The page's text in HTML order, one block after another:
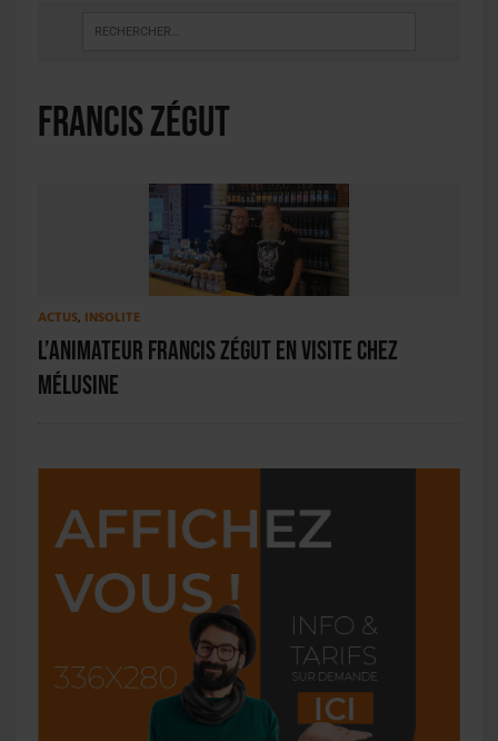
francis zégut
ACTUS, INSOLITE
L’animateur Francis Zégut en visite chez
Mélusine